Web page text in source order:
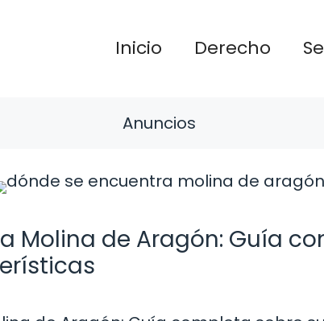
Inicio Derecho
Anuncios
Molina de Aragón: Guía